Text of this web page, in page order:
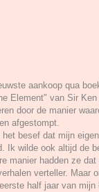
aankoop qua
Element" van Sir
door de manier
afgestompt.
besef dat mijn
Ik wilde ook altijd de
manier hadden ze dat
verteller. Maar
half jaar van mijn